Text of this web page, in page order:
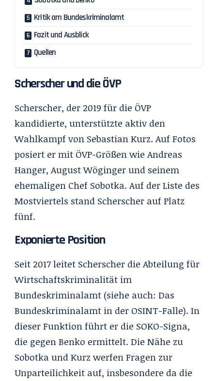
Kritik am Bundeskriminalamt
Fazit und Ausblick
Quellen
Scherscher und die ÖVP
Scherscher, der 2019 für die ÖVP
kandidierte, unterstützte aktiv den
Wahlkampf von Sebastian Kurz. Auf Fotos
posiert er mit ÖVP-Größen wie Andreas
Hanger, August Wöginger und seinem
ehemaligen Chef Sobotka. Auf der Liste des
Mostviertels stand Scherscher auf Platz
fünf.
Exponierte Position
Seit 2017 leitet Scherscher die Abteilung für
Wirtschaftskriminalität im
Bundeskriminalamt (siehe auch: Das
Bundeskriminalamt in der OSINT-Falle). In
dieser Funktion führt er die SOKO-Signa,
die gegen Benko ermittelt. Die Nähe zu
Sobotka und Kurz werfen Fragen zur
Unparteilichkeit auf, insbesondere da die